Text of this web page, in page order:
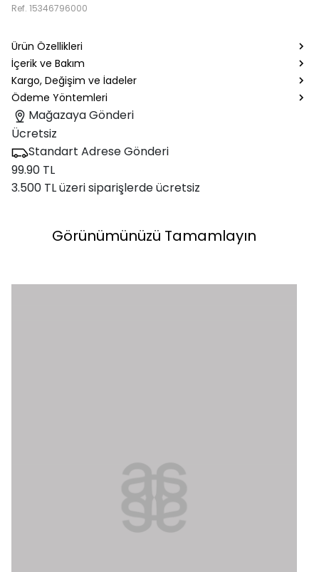
Ref. 15346796000
Ürün Özellikleri
İçerik ve Bakım
Kargo, Değişim ve İadeler
Ödeme Yöntemleri
Mağazaya Gönderi
Ücretsiz
Standart Adrese Gönderi
99.90 TL
3.500 TL üzeri siparişlerde ücretsiz
Görünümünüzü Tamamlayın